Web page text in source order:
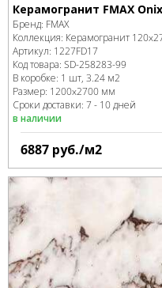
Керамогранит FMAX
Бренд: FMAX
Коллекция: Керамогранит
Артикул: 1227FD17
Код товара: SD-258283-99
В коробке: 1 шт, 3.24 м2
Размер: 1200x2700 мм
Сроки доставки: 7 - 10 дней
в наличии
6887 руб./м2